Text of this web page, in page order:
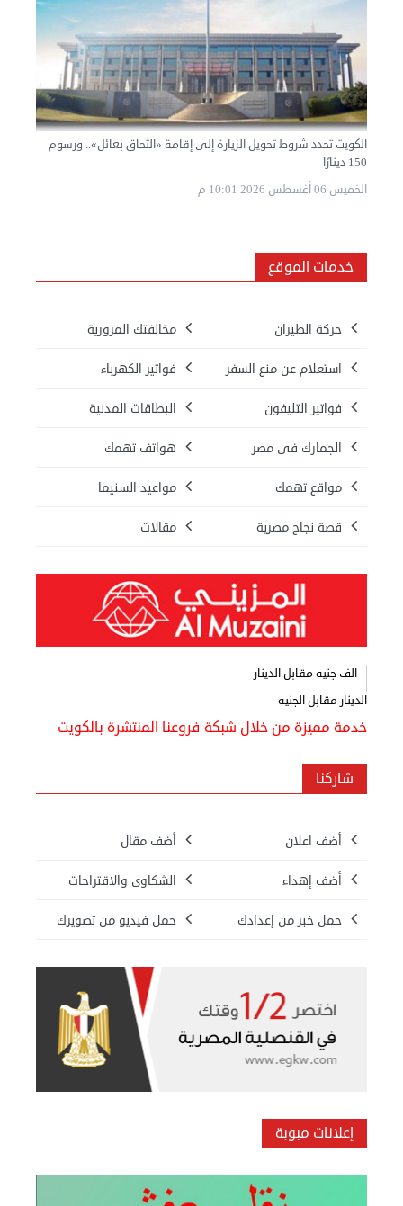
الكويت تحدد شروط تحويل الزيارة إلى إقامة «التحاق بعائل».. ورسوم
150 دينارًا
الخميس 06 أغسطس 2026 10:01 م
خدمات الموقع
حركة الطيران مخالفتك المرورية
استعلام عن منع السفر فواتير الكهرباء
فواتير التليفون البطاقات المدنية
الجمارك فى مصر هواتف تهمك
مواقع تهمك مواعيد السنيما
قصة نجاح مصرية مقالات
الف جنيه مقابل الدينار
الدينار مقابل الجنيه
خدمة مميزة من خلال شبكة فروعنا المنتشرة بالكويت
شاركنا
أضف اعلان أضف مقال
أضف إهداء الشكاوى والاقتراحات
حمل خبر من إعدادك حمل فيديو من تصويرك
إعلانات مبوبة
بيع ساعة تيسوت